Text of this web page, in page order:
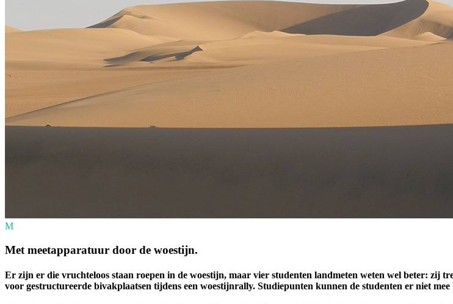
M
Met meetapparatuur door de woestijn.
Er zijn er die vruchteloos staan roepen in de woestijn, maar vier studenten landmeten weten wel beter: zij
voor gestructureerde bivakplaatsen tijdens een woestijnrally. Studiepunten kunnen de studenten er niet